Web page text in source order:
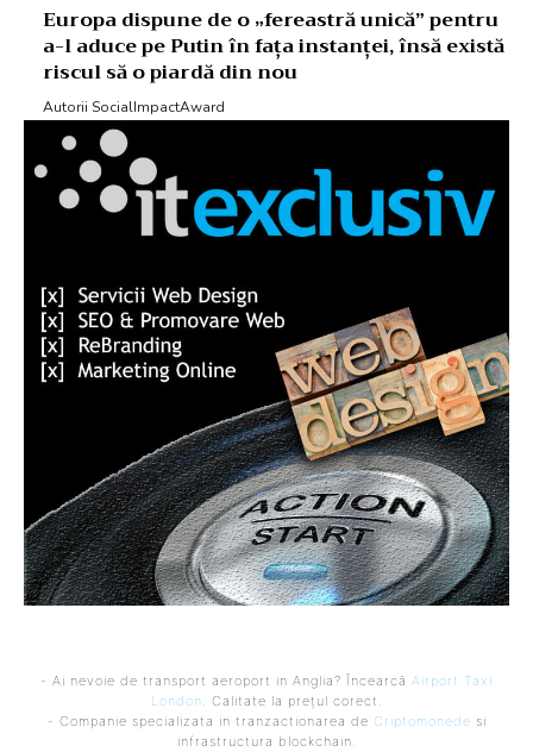
Europa dispune de o „fereastră unică” pentru
a-l aduce pe Putin în fața instanței, însă există
riscul să o piardă din nou
Autorii SocialImpactAward
- Ai nevoie de transport aeroport in Anglia? Încearcă Airport Taxi
London. Calitate la prețul corect.
- Companie specializata in tranzactionarea de Criptomonede si
infrastructura blockchain.